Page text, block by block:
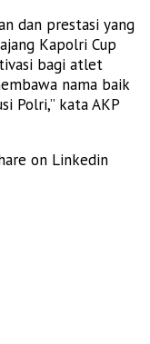
dan prestasi yang
Kapolri Cup
bagi atlet
nama baik
Polri,” kata AKP
on Linkedin